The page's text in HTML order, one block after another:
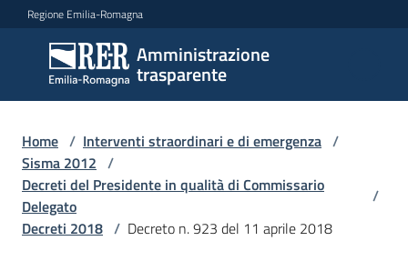
Vai al contenuto
Vai alla navigazione
Vai al footer
Regione Emilia-Romagna
Amministrazione
trasparente
Amministrazione
trasparente
Sottosezioni
Accesso
Home / Interventi straordinari e di emergenza /
Sisma 2012 /
Decreti del Presidente in qualità di Commissario
Delegato
/
Decreti 2018 / Decreto n. 923 del 11 aprile 2018